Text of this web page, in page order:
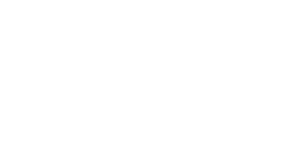
aos favoritos